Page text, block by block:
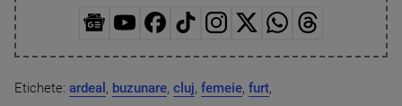
Etichete: ardeal , buzunare, cluj, femeie, furt,